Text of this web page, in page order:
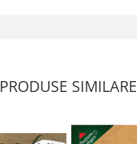
PRODUSE SIMILARE